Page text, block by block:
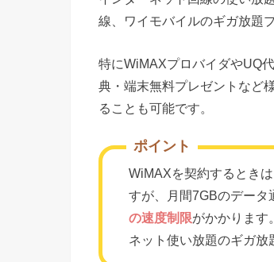
線、ワイモバイルのギガ放題
特にWiMAXプロバイダやUQ
典・端末無料プレゼントなど
ることも可能です。
ポイント
WiMAXを契約するとき
すが、月間7GBのデータ
の速度制限がかかります
ネット使い放題のギガ放